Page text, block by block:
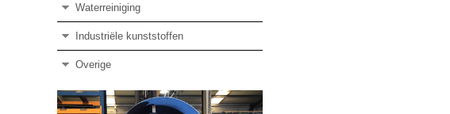
Waterreiniging
Industriële kunststoffen
Overige